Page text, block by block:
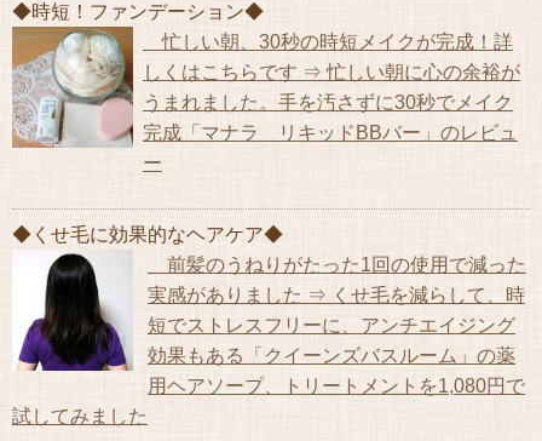
◆時短！ファンデーション◆
忙しい朝、30秒の時短メイクが完成！詳
しくはこちらです ⇒ 忙しい朝に心の余裕が
うまれました。手を汚さずに30秒でメイク
完成「マナラ リキッドBBバー」のレビュ
ー
◆くせ毛に効果的なヘアケア◆
前髪のうねりがたった1回の使用で減った
実感がありました ⇒ くせ毛を減らして、時
短でストレスフリーに、アンチエイジング
効果もある「クイーンズバスルーム」の薬
用ヘアソープ、トリートメントを1,080円で
試してみました